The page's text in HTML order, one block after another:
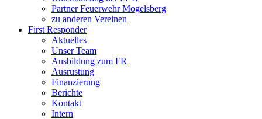
Partner Feuerwehr Mogelsberg
zu anderen Vereinen
First Responder
Aktuelles
Unser Team
Ausbildung zum FR
Ausrüstung
Finanzierung
Berichte
Kontakt
Intern